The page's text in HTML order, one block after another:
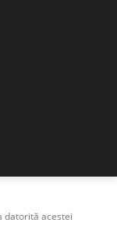
datorită acestei